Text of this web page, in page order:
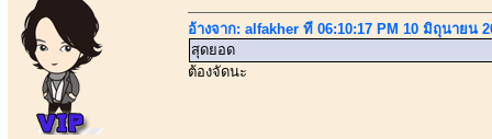
อ้างจาก: alfakher ที่ 06:10:17 PM 10 มิถุนายน
สุดยอด
ต้องจัดนะ